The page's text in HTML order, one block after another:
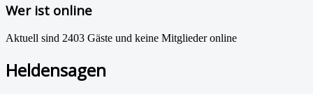
Wer ist online
Aktuell sind 2403 Gäste und keine Mitglieder online
Heldensagen